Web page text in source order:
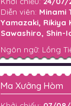
Diễn viên: Minami
Yamazaki, Rikiya
Sawashiro, Shin-
Ngôn ngữ: Lồng
Ma Xưởng Hòm